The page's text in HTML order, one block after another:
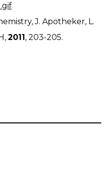
J. Apotheker, L.
2011, 203-205.